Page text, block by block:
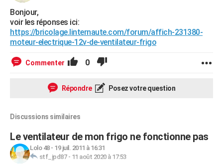
Bonjour,
voir les réponses ici:
https://bricolage.linternaute.com/forum/affich-231380-
moteur-electrique-12v-de-ventilateur-frigo
Commenter 0
Répondre Posez votre question
Discussions similaires
Le ventilateur de mon frigo ne fonctionne pas
Lolo 48- 19 juil. 2011 à 16:31
stf_jpd87- 11 août 2020 à 17:53